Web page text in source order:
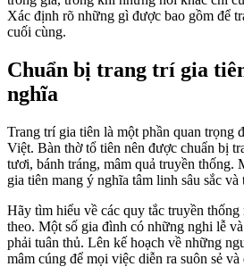
Xác định rõ những gì được bao gồm để
cuối cùng.
Chuẩn bị trang trí gia
nghĩa
Trang trí gia tiên là một phần quan trọng
Việt. Bàn thờ tổ tiên nên được chuẩn bị
tươi, bánh tráng, mâm quả truyền thống.
gia tiên mang ý nghĩa tâm linh sâu sắc
Hãy tìm hiểu về các quy tắc truyền thống
theo. Một số gia đình có những nghi lễ
phải tuân thủ. Lên kế hoạch về những
mâm cúng để mọi việc diễn ra suôn sẻ